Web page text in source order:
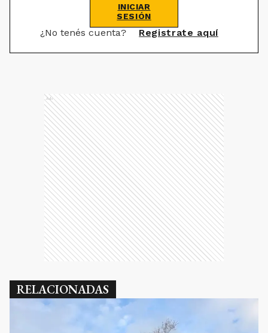
INICIAR
SESIÓN
¿No tenés cuenta? Registrate aquí
Ads
RELACIONADAS